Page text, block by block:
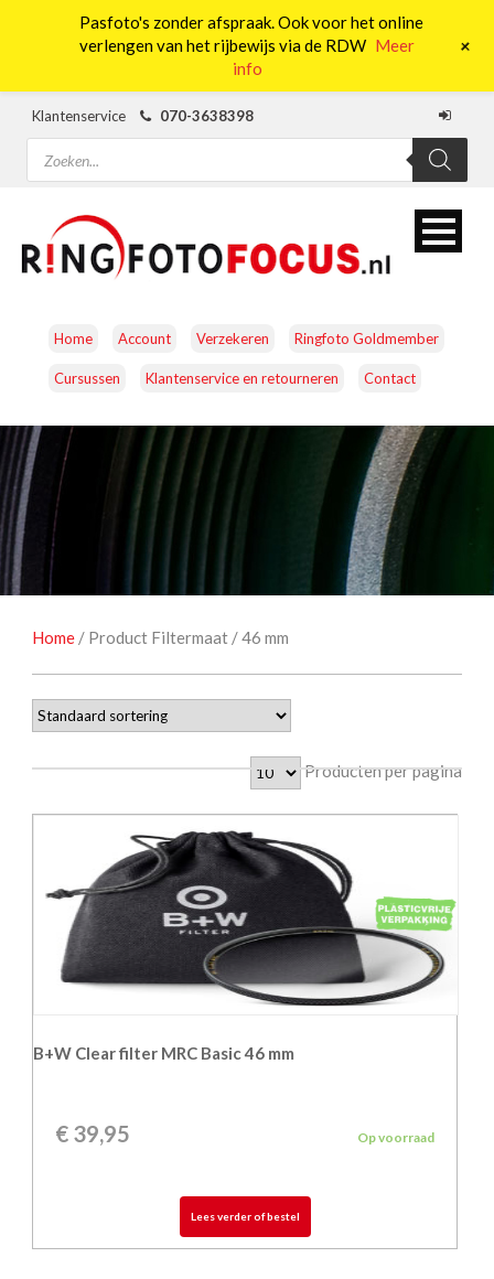
Klantenservice
070-3638398
Producten
zoeken
Home Account Verzekeren Ringfoto Goldmember
Cursussen Klantenservice en retourneren Contact
CAMERA’S OBJECTIEVEN ACCESSOIRES
NATUUROBSERVATIE
STUDIOFOTOGRAFIE
Home / Product Filtermaat / 46 mm
Producten per pagina
B+W Clear filter MRC Basic 46 mm
€ 39,95 Op voorraad
Lees verder of bestel
Pasfoto's zonder afspraak. Ook voor het online
verlengen van het rijbewijs via de RDW Meer
info
+